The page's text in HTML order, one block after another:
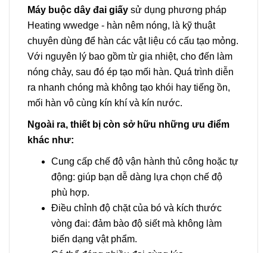
Máy buộc dây đai giấy sử dụng phương pháp
Heating wwedge - hàn nêm nóng, là kỹ thuật
chuyên dùng để hàn các vật liệu có cấu tạo mỏng.
Với nguyên lý bao gồm từ gia nhiệt, cho đến làm
nóng chảy, sau đó ép tạo mối hàn. Quá trình diễn
ra nhanh chóng mà không tạo khói hay tiếng ồn,
mối hàn vô cùng kín khí và kín nước.
Ngoài ra, thiết bị còn sở hữu những ưu điểm
khác như:
Cung cấp chế độ vận hành thủ công hoặc tự
động: giúp bạn dễ dàng lựa chọn chế độ
phù hợp.
Điều chỉnh độ chặt của bó và kích thước
vòng đai: đảm bào độ siết mà không làm
biến dạng vật phẩm.